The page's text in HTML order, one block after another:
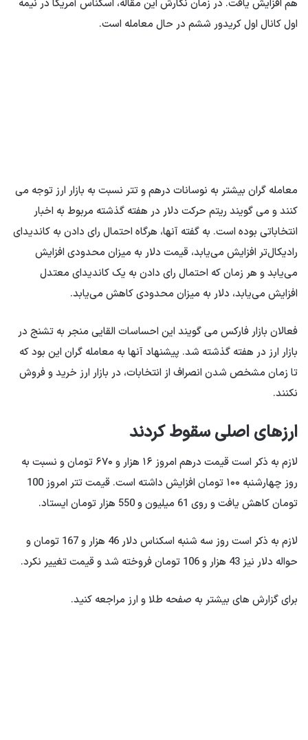
هم افزایش یافت. در زمان نگارش این مقاله، اسکناس آمریکا در نیمه
اول کانال اول کریدور ششم در حال معامله است.
معامله گران بیشتر به نوسانات درهم و تتر نسبت به بازار ارز توجه می